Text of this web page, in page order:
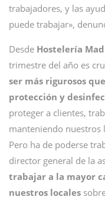
trabajadores, y las
puede trabajar»,
Desde Hostelería
trimestre del año es
ser más rigurosos
protección y
proteger a clientes,
manteniendo nuestros
Pero ha de poderse
director general de la
trabajar a la mayor
nuestros locales